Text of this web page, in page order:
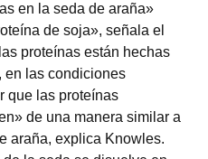
en la seda de araña»
de soja», señala el
proteínas están hechas
en las condiciones
que las proteínas
de una manera similar a
araña, explica Knowles.